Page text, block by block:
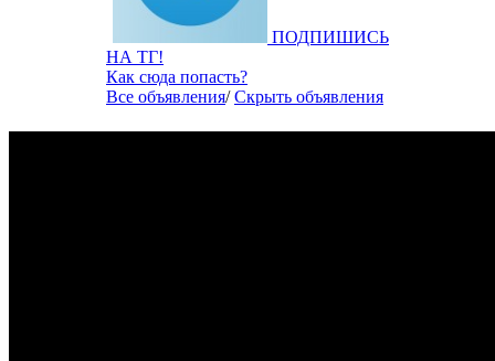
ПОДПИШИСЬ
НА ТГ!
Как сюда попасть?
Все объявления/Скрыть объявления